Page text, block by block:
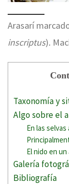
Arasarí
inscriptus).
Taxonomía y
Algo sobre el
En las selvas
El nido en
Galería
Bibliografía